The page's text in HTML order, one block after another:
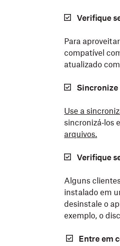
Verifique
Para
compatível
atualizado
Sincronize
Use a
sincronizá‑los
arquivos.
Verifique
Alguns
instalado em
desinstale o
exemplo, o
Entre em